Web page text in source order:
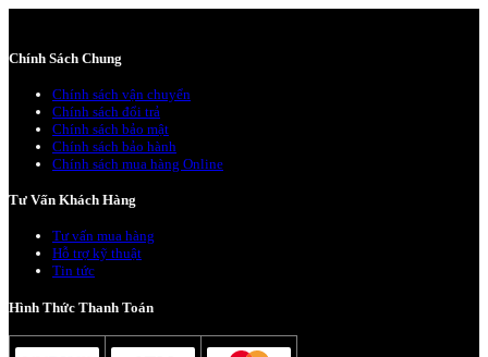
Chính Sách Chung
Chính sách vận chuyển
Chính sách đổi trả
Chính sách bảo mật
Chính sách bảo hành
Chính sách mua hàng Online
Tư Vấn Khách Hàng
Tư vấn mua hàng
Hỗ trợ kỹ thuật
Tin tức
Hình Thức Thanh Toán